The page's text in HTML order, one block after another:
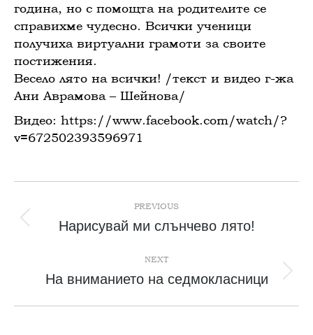
година, но с помощта на родителите се
справихме чудесно. Всички ученици
получиха виртуални грамоти за своите
постижения.
Весело лято на всички! /текст и видео г-жа
Ани Аврамова – Шейнова/
Видео: https://www.facebook.com/watch/?
v=672502393596971
navigation
PREVIOUS
Previous
Нарисувай ми слънчево лято!
NEXT
Next
На вниманието на седмокласници